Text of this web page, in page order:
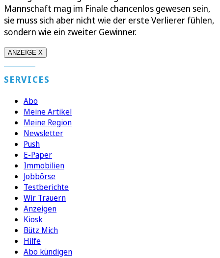
Mannschaft mag im Finale chancenlos gewesen sein,
sie muss sich aber nicht wie der erste Verlierer fühlen,
sondern wie ein zweiter Gewinner.
ANZEIGE X
SERVICES
Abo
Meine Artikel
Meine Region
Newsletter
Push
E-Paper
Immobilien
Jobbörse
Testberichte
Wir Trauern
Anzeigen
Kiosk
Bütz Mich
Hilfe
Abo kündigen